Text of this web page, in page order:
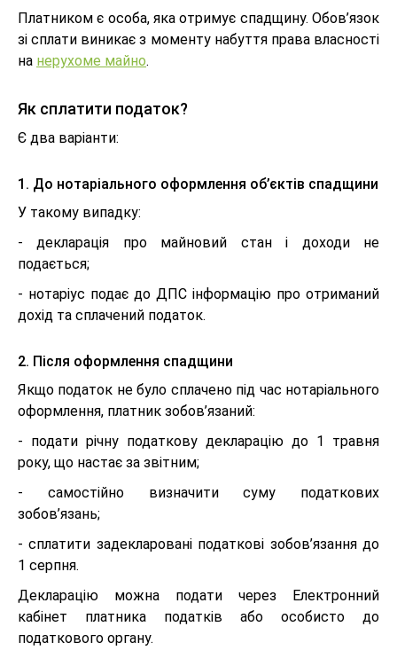
Платником є особа, яка отримує спадщину. Обов’язок
зі сплати виникає з моменту набуття права власності
на нерухоме майно.
Як сплатити податок?
Є два варіанти:
1. До нотаріального оформлення об’єктів спадщини
У такому випадку:
- декларація про майновий стан і доходи не
подається;
- нотаріус подає до ДПС інформацію про отриманий
дохід та сплачений податок.
2. Після оформлення спадщини
Якщо податок не було сплачено під час нотаріального
оформлення, платник зобов’язаний:
- подати річну податкову декларацію до 1 травня
року, що настає за звітним;
- самостійно визначити суму податкових
зобов’язань;
- сплатити задекларовані податкові зобов’язання до
1 серпня.
Декларацію можна подати через Електронний
кабінет платника податків або особисто до
податкового органу.